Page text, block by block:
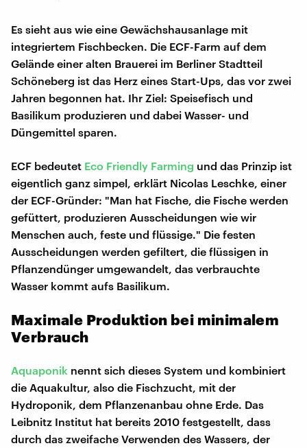
Es sieht aus wie eine Gewächshausanlage mit
integriertem Fischbecken. Die ECF-Farm auf dem
Gelände einer alten Brauerei im Berliner Stadtteil
Schöneberg ist das Herz eines Start-Ups, das vor zwei
Jahren begonnen hat. Ihr Ziel: Speisefisch und
Basilikum produzieren und dabei Wasser- und
Düngemittel sparen.
ECF bedeutet Eco Friendly Farming und das Prinzip ist
eigentlich ganz simpel, erklärt Nicolas Leschke, einer
der ECF-Gründer: "Man hat Fische, die Fische werden
gefüttert, produzieren Ausscheidungen wie wir
Menschen auch, feste und flüssige." Die festen
Ausscheidungen werden gefiltert, die flüssigen in
Pflanzendünger umgewandelt, das verbrauchte
Wasser kommt aufs Basilikum.
Maximale Produktion bei minimalem
Verbrauch
Aquaponik nennt sich dieses System und kombiniert
die Aquakultur, also die Fischzucht, mit der
Hydroponik, dem Pflanzenanbau ohne Erde. Das
Leibnitz Institut hat bereits 2010 festgestellt, dass
durch das zweifache Verwenden des Wassers, der